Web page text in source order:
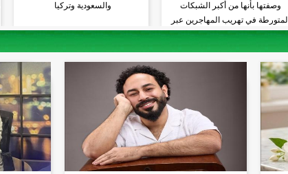
وصفتها بأنها من أكبر الشبكات
المتورطة في تهريب المهاجرين عبر
البحر المتوسط
والسعودية وتركيا